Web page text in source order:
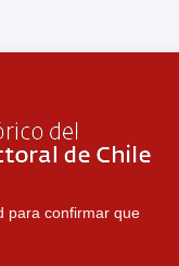
para confirmar que